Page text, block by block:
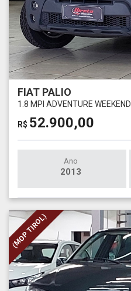
FIAT PALIO
1.8 MPI ADVENTURE
R$ 52.900,00
Ano
2013
(MOP TIROL)